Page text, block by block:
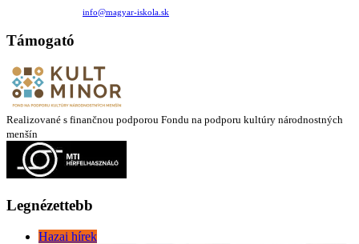
info@magyar-iskola.sk
Támogató
Realizované s finančnou podporou Fondu na podporu kultúry národnostných
menšín
Legnézettebb
Hazai hírek